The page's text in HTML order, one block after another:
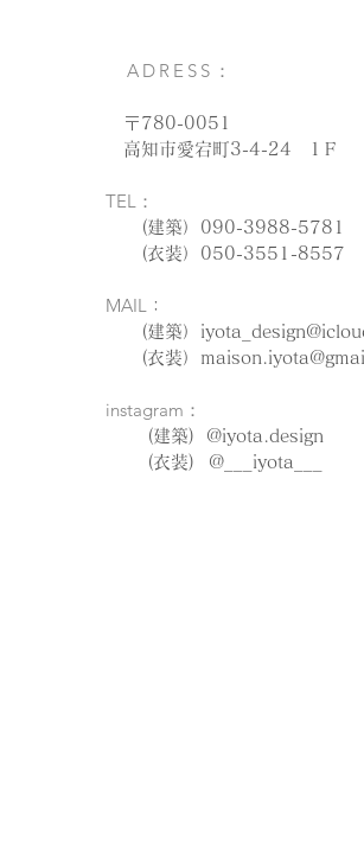
ADRESS：
〒780-0051
高知市愛宕町3-4-24 1Ｆ
TEL：
(建築）090-3988-5781
(衣装）050-3551-8557
MAIL ：
(建築）
(衣装）
instagram ：​
(建築) @iyota.design
(衣装)
@___iyota___